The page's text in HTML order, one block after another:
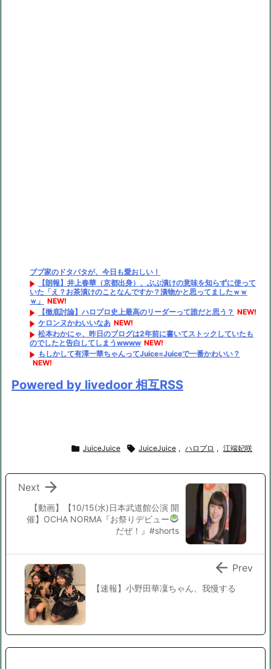
ブブ家のドタバタが、今日も愛おしい！
【朗報】井上春華（京都出身）、ぶぶ漬けの意味を知らずに使って
いた「え？お茶漬けのことなんですか？漬物かと思ってましたｗｗ
ｗ」
NEW!
【徹底討論】ハロプロ史上最高のリーダーって誰だと思う？ NEW!
ケロンヌかわいいなあ NEW!
松本わかにゃ、昨日のブログは2年前に書いてストックしていたも
のでしたと告白してしまうwwww NEW!
もしかして有澤一華ちゃんってJuice=Juiceで一番かわいい？
NEW!
Powered by livedoor 相互RSS
 JuiceJuice  JuiceJuice , ハロプロ , 江端妃咲
【動画】【10/15(水)日本武道館公演 開
催】OCHA NORMA『お祭りデビュー
だぜ！』#shorts

Next
【速報】小野田華凜ちゃん、我慢する
 Prev